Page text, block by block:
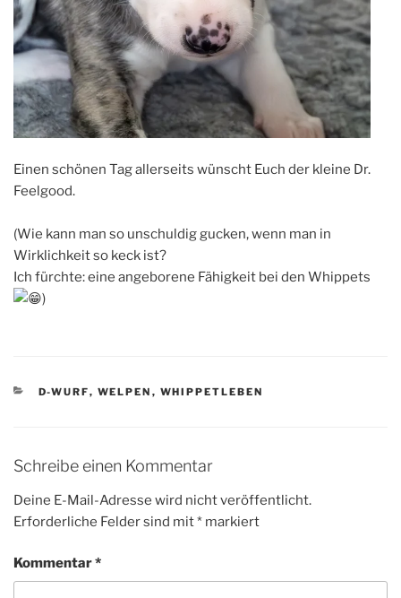
Einen schönen Tag allerseits wünscht Euch der kleine Dr.
Feelgood.
(Wie kann man so unschuldig gucken, wenn man in
Wirklichkeit so keck ist?
Ich fürchte: eine angeborene Fähigkeit bei den Whippets
)
KATEGORIEN
D-WURF, WELPEN , WHIPPETLEBEN
Schreibe einen Kommentar
Deine E-Mail-Adresse wird nicht veröffentlicht.
Erforderliche Felder sind mit* markiert
Kommentar*